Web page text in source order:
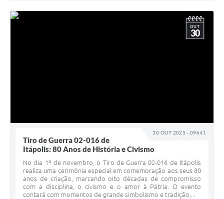
30 OUT 2025 - 09h41
OUT
30
Tiro de Guerra 02-016 de
Itápolis: 80 Anos de História e Civismo
No dia 1º de novembro, o Tiro de Guerra 02-016 de Itápolis
realiza uma cerimônia especial em comemoração aos seus 80
anos de criação, marcando oito décadas de compromisso
com a disciplina, o civismo e o amor à Pátria. O evento
contará com momentos de grande simbolismo e tradição,...